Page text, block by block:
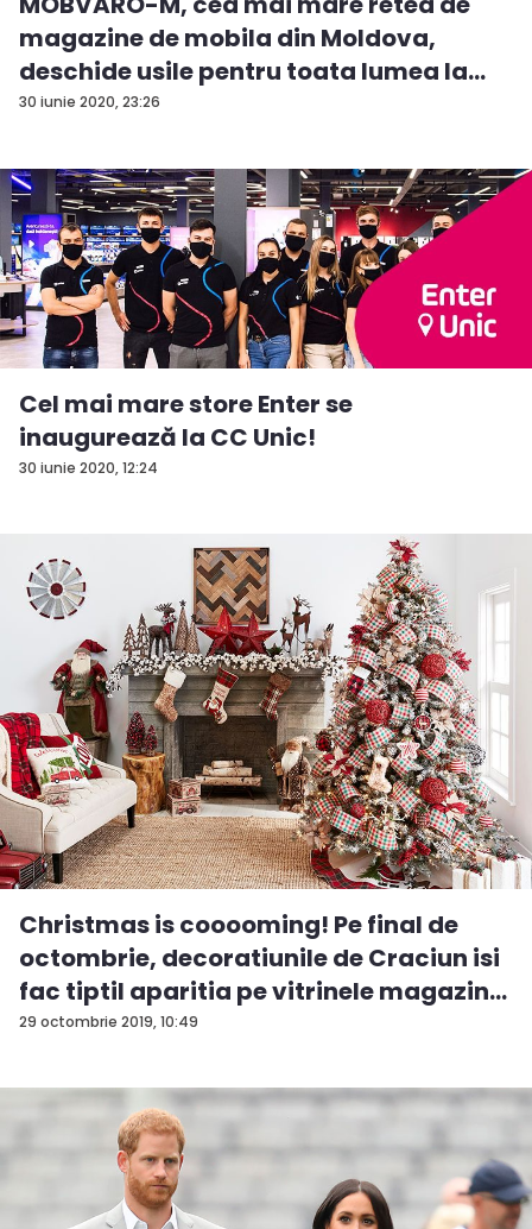
30 iunie 2020, 23:26
magazine de mobila din Moldova,
deschide usile pentru toata lumea la
inc...
30 iunie 2020, 12:24
Cel mai mare store Enter se
inaugurează la CC Unic!
29 octombrie 2019, 10:49
Christmas is cooooming! Pe final de
octombrie, decoratiunile de Craciun isi
fac tiptil aparitia pe vitrinele magazin...